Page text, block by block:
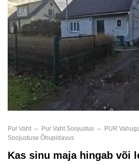
Pur Vaht Pur Vaht Soojustus
PUR
Soojustuse Õhupidavus
Kas sinu maja hingab või